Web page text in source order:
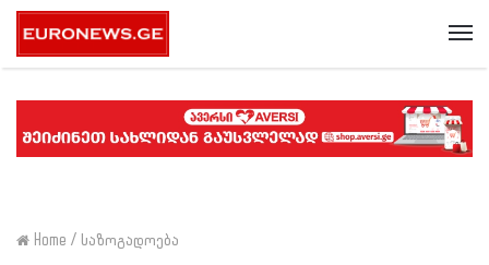
Home / საზოგადოება